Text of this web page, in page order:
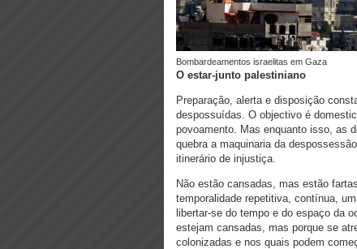
bombardeamentos israelitas em Gaza
O estar-junto palestiniano
Preparação, alerta e disposição
despossuídas. O objectivo é
povoamento. Mas enquanto isso, as
quebra a maquinaria da
itinerário de injustiça.
Não estão cansadas, mas estão
temporalidade repetitiva, contínua,
libertar-se do tempo e do espaço da
estejam cansadas, mas porque se
colonizadas e nos quais podem